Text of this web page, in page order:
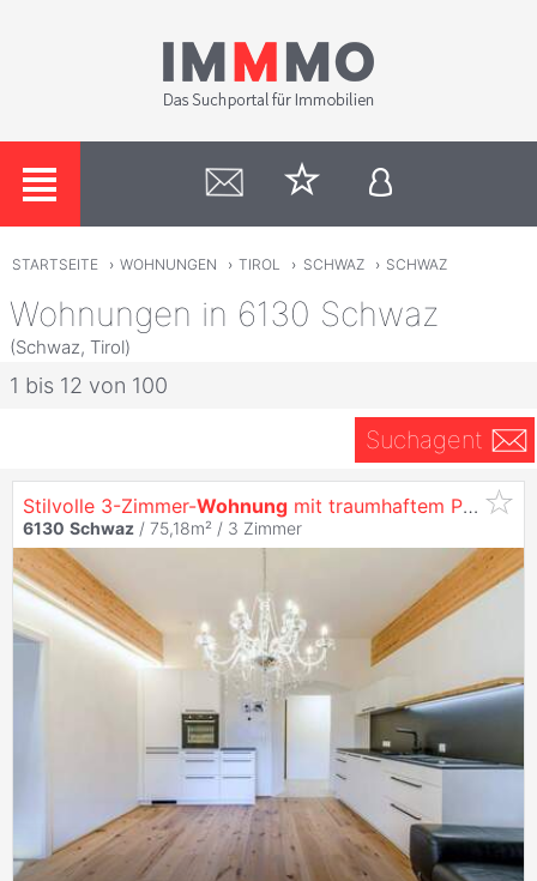
STARTSEITE › WOHNUNGEN › TIROL › SCHWAZ › SCHWAZ
Wohnungen in 6130 Schwaz
(Schwaz, Tirol)
1 bis 12 von 100
Suchagent
Stilvolle 3-Zimmer-Wohnung mit traumhaftem Parkblick
6130 Schwaz / 75,18m² / 3 Zimmer